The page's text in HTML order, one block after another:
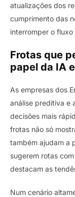
atualizações dos
cumprimento das
interromper o
Frotas que
papel da IA
As empresas dos
análise preditiva e
decisões mais
frotas não só
também ajudam a
sugerem rotas
destacam as
Num cenário